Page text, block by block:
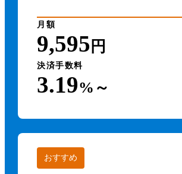
月額
9,595 円
決済手数料
3.19%～
おすすめ